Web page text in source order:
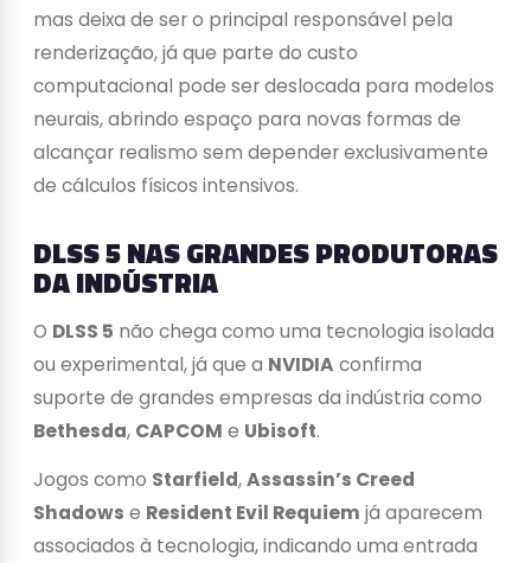
mas deixa de ser o principal responsável pela
renderização, já que parte do custo
computacional pode ser deslocada para modelos
neurais, abrindo espaço para novas formas de
alcançar realismo sem depender exclusivamente
de cálculos físicos intensivos.
DLSS 5 NAS GRANDES PRODUTORAS
DA INDÚSTRIA
O DLSS 5 não chega como uma tecnologia isolada
ou experimental, já que a NVIDIA confirma
suporte de grandes empresas da indústria como
Bethesda, CAPCOM e Ubisoft.
Jogos como Starfield,Assassin’s Creed
Shadows e Resident Evil Requiem já aparecem
associados à tecnologia, indicando uma entrada